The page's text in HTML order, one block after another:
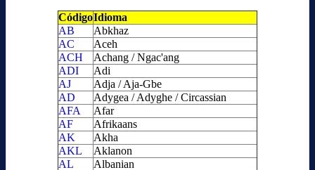
CódigoIdioma
AB
Abkhaz
AC
Aceh
ACH
Achang / Ngac'ang
ADI
Adi
AJ
Adja / Aja-Gbe
AD
Adygea / Adyghe / Circassian
AFA
Afar
AF
Afrikaans
AK
Akha
AKL
Aklanon
AL
Albanian